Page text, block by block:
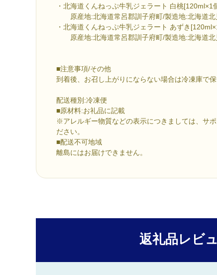
・北海道くんねっぷ牛乳ジェラート 白桃[120ml×1
原産地:北海道常呂郡訓子府町/製造地:北海道北
・北海道くんねっぷ牛乳ジェラート あずき
原産地:北海道常呂郡訓子府町/製造地:北海道北
■注意事項/その他
到着後、お召し上がりにならない場合は冷凍庫で保
配送種別:冷凍便
■原材料:お礼品に記載
※アレルギー物質などの表示につきましては、サ
ださい。
■配送不可地域
離島にはお届けできません。
返礼品レビ